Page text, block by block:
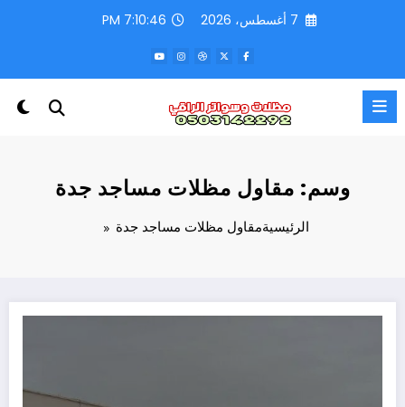
7 أغسطس، 2026 7:10:47 PM
وسم: مقاول مظلات مساجد جدة
الرئيسيةمقاول مظلات مساجد جدة